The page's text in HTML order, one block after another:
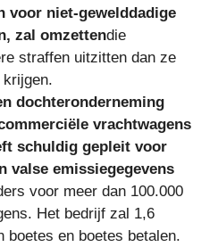
voor niet-gewelddadige
zal omzettendie
straffen uitzitten dan ze
krijgen.
dochteronderneming
vrachtwagens
schuldig gepleit voor
valse emissiegegevens
voor meer dan 100.000
Het bedrijf zal 1,6
boetes en boetes betalen.